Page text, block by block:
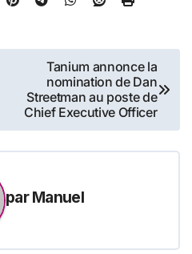
Tanium annonce la
nomination de Dan
Streetman au poste de
Chief Executive Officer
parManuel